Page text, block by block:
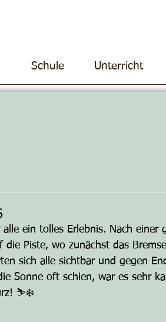
Schule Unterricht
ein tolles Erlebnis. Nach einer
Piste, wo zunächst das
sich alle sichtbar und gegen
Sonne oft schien, war es sehr
⛷️❄️